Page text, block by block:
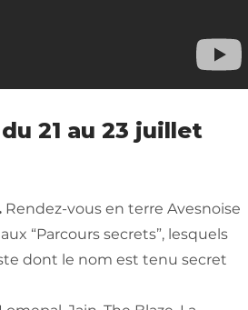
21 au 23 juillet
Rendez-vous en terre Avesnoise
“Parcours secrets”, lesquels
dont le nom est tenu secret